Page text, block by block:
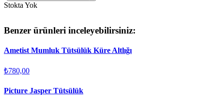
Stokta Yok
Benzer ürünleri inceleyebilirsiniz:
Ametist Mumluk Tütsülük Küre Altlığı
₺780,00
Picture Jasper Tütsülük